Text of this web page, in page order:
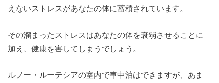
えないストレスがあなたの体に蓄積されています。
その溜まったストレスはあなたの体を衰弱させることに
加え、健康を害してしまうでしょう。
ルノー・ルーテシアの室内で車中泊はできますが、あま